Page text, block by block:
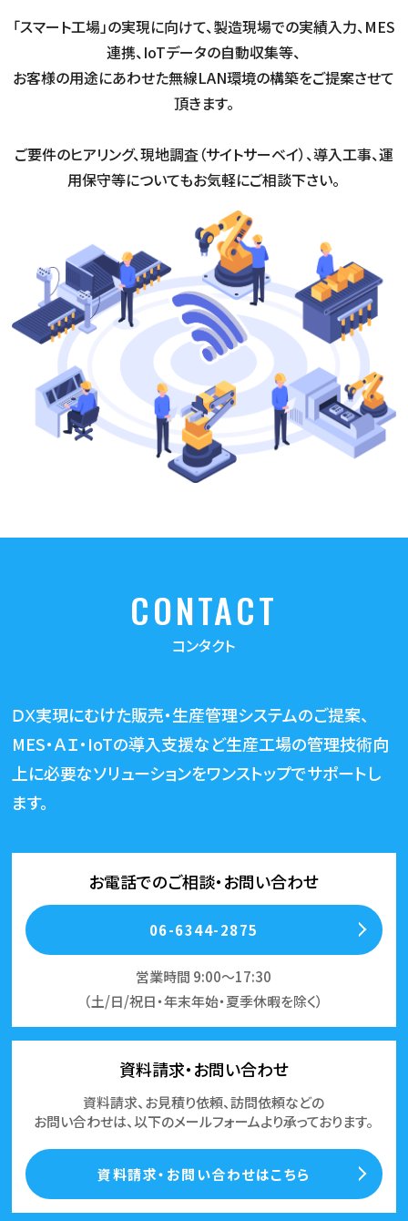
「スマート工場」の実現に向けて、製造現場での実績入力、MES
連携、IoTデータの自動収集等、
お客様の用途にあわせた無線LAN環境の構築をご提案させて
頂きます。
ご要件のヒアリング、現地調査（サイトサーベイ）、導入工事、運
用保守等についてもお気軽にご相談下さい。
CONTACT
コンタクト
ⅮⅩ実現にむけた販売・生産管理システムのご提案、
MES・ＡＩ・IoTの導入支援など生産工場の管理技術向
上に必要なソリューションをワンストップでサポートし
ます。
お電話でのご相談・お問い合わせ
06-6344-2875
営業時間 9:00～17:30
（土/日/祝日・年末年始・夏季休暇を除く）
資料請求・お問い合わせ
資料請求、お見積り依頼、訪問依頼などの
お問い合わせは、以下のメールフォームより承っております。
資料請求・お問い合わせはこちら